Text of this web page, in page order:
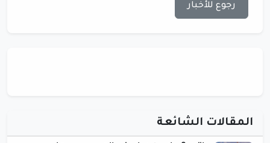
رجوع للأخبار
المقالات الشائعة